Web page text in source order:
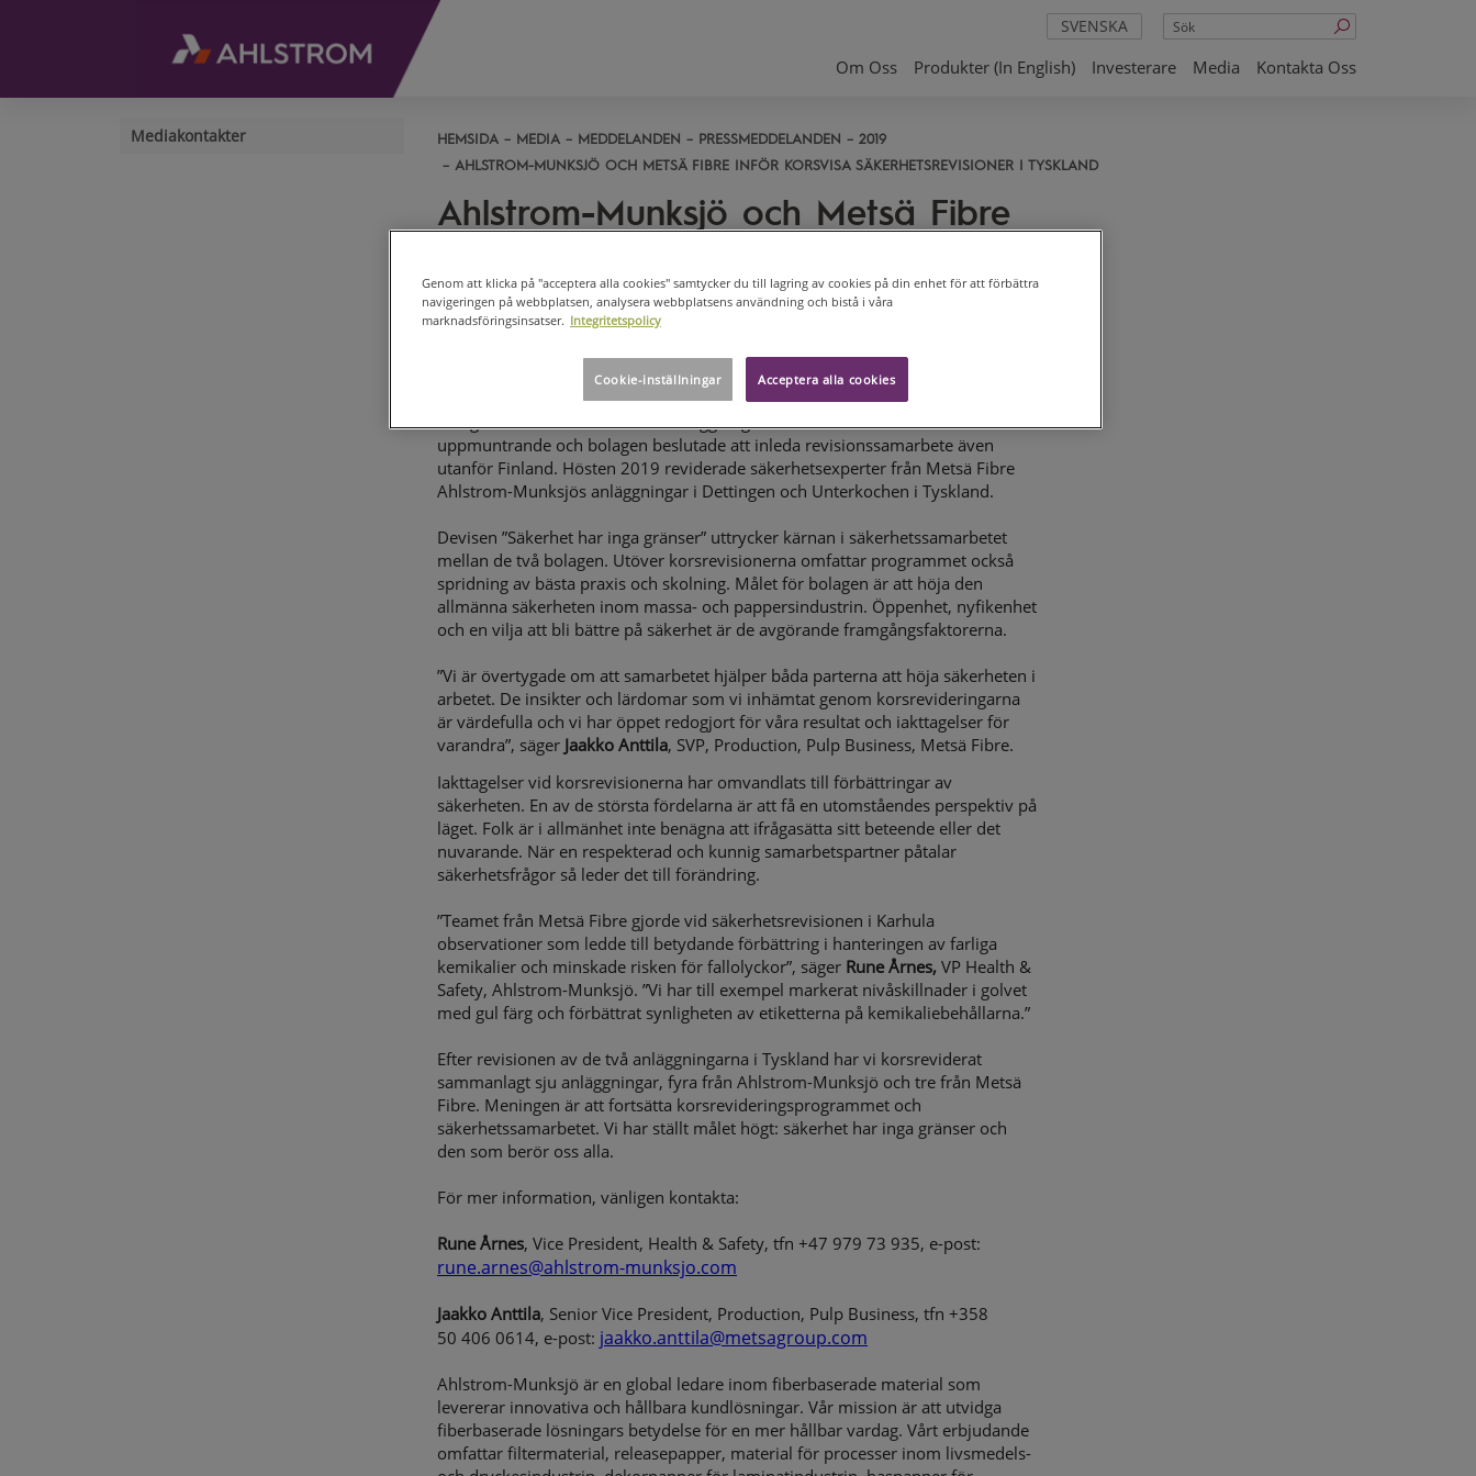
SVENSKA
Sök
Om Oss
Produkter (in English) Investerare Media Kontakta Oss
Mediakontakter HEMSIDA MEDIA MEDDELANDEN PRESSMEDDELANDEN
2019
AHLSTROM-MUNKSJÖ OCH METSÄ FIBRE INFÖR KORSVISA SÄKERHETSREVISIONER I TYSKLAND
Ahlstrom-Munksjö och Metsä Fibre
Tyskland
AHLSTROM-MUNKSJÖ, PRESSMEDDELANDE, 5 NOVEMBER 2019, kl. 9.00 EET
ochMetsä Fibrefortsätter att samarbeta på
säkerhetsområdet. Bolagen startade i slutet av 2018 ett pilotprogram där
bolagen reviderade varandras anläggningar i Finland. Resultaten var
uppmuntrande och bolagen beslutade att inleda revisionssamarbete även
utanför Finland. Hösten 2019 reviderade säkerhetsexperter från Metsä Fibre
Ahlstrom-Munksjös anläggningar i Dettingen och Unterkochen i Tyskland.
Devisen ”Säkerhet har inga gränser” uttrycker kärnan i säkerhetssamarbetet
mellan de två bolagen. Utöver korsrevisionerna omfattar programmet också
spridning av bästa praxis och skolning. Målet för bolagen är att höja den
allmänna säkerheten inom massa- och pappersindustrin. Öppenhet, nyfikenhet
och en vilja att bli bättre på säkerhet är de avgörande framgångsfaktorerna.
”Vi är övertygade om att samarbetet hjälper båda parterna att höja säkerheten i
arbetet. De insikter och lärdomar som vi inhämtat genom korsrevideringarna
är värdefulla och vi har öppet redogjort för våra resultat och iakttagelser för
varandra”, säger Jaakko Anttila, SVP, Production, Pulp Business, Metsä Fibre.
Iakttagelser vid korsrevisionerna har omvandlats till förbättringar av
säkerheten. En av de största fördelarna är att få en utomståendes perspektiv på
läget. Folk är i allmänhet inte benägna att ifrågasätta sitt beteende eller det
nuvarande. När en respekterad och kunnig samarbetspartner påtalar
säkerhetsfrågor så leder det till förändring.
”Teamet från Metsä Fibre gjorde vid säkerhetsrevisionen i Karhula
observationer som ledde till betydande förbättring i hanteringen av farliga
kemikalier och minskade risken för fallolyckor”, säger Rune Årnes, VP Health &
Safety, Ahlstrom-Munksjö. ”Vi har till exempel markerat nivåskillnader i golvet
med gul färg och förbättrat synligheten av etiketterna på kemikaliebehållarna.”
Efter revisionen av de två anläggningarna i Tyskland har vi korsreviderat
sammanlagt sju anläggningar, fyra från Ahlstrom-Munksjö och tre från Metsä
Fibre. Meningen är att fortsätta korsrevideringsprogrammet och
säkerhetssamarbetet. Vi har ställt målet högt: säkerhet har inga gränser och
den som berör oss alla.
För mer information, vänligen kontakta:
Rune Årnes, Vice President, Health & Safety, tfn +47 979 73 935, e-post:
rune.arnes@ahlstrom-munksjo.com
Jaakko Anttila, Senior Vice President, Production, Pulp Business, tfn +358
50 406 0614, e-post: jaakko.anttila@metsagroup.com
Ahlstrom-Munksjö är en global ledare inom fiberbaserade material som
levererar innovativa och hållbara kundlösningar. Vår mission är att utvidga
fiberbaserade lösningars betydelse för en mer hållbar vardag. Vårt erbjudande
omfattar filtermaterial, releasepapper, material för processer inom livsmedels-
Genom att klicka på "acceptera alla cookies" samtycker du till lagring av cookies på din enhet för att förbättra
navigeringen på webbplatsen, analysera webbplatsens användning och bistå i våra
marknadsföringsinsatser. Integritetspolicy
Acceptera alla cookies
Cookie-inställningar